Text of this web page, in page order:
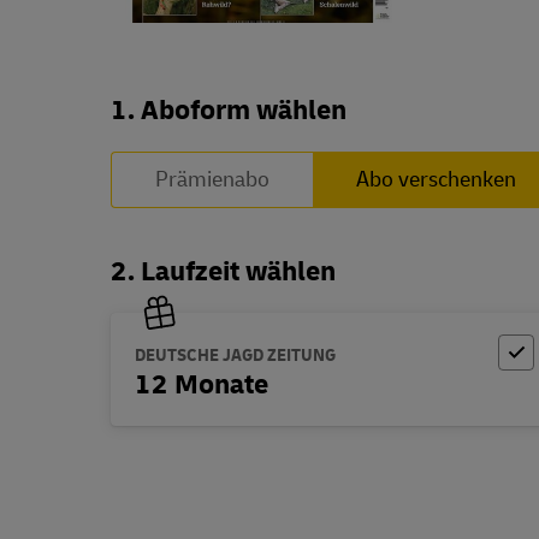
Abo zusammenstellen
1. Aboform wählen
Prämienabo Abo verschenken
2. Laufzeit wählen
DEUTSCHE JAGD ZEITUNG
12 Monate